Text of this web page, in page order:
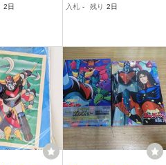
2日 入札 - 残り 2日